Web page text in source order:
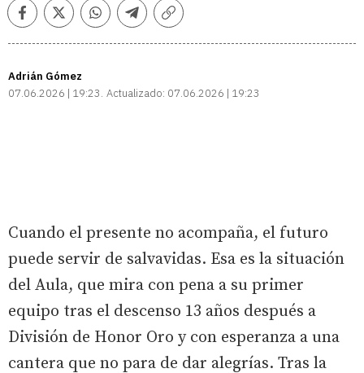
FacebookTwitterWhatsappTelegramCopiar
Adrián Gómez
07.06.2026 | 19:23 Actualizado: 07.06.2026 | 19:23
Cuando el presente no acompaña, el futuro
puede servir de salvavidas. Esa es la situación
del Aula, que mira con pena a su primer
equipo tras el descenso 13 años después a
División de Honor Oro y con esperanza a una
cantera que no para de dar alegrías. Tras la